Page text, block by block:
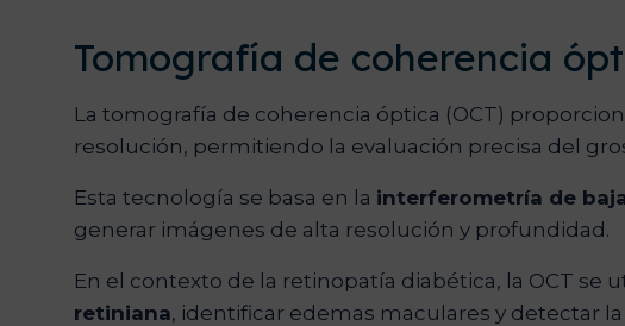
Tomografía de coherencia
La tomografía de coherencia óptica (OCT)
resolución, permitiendo la evaluación precisa del
Esta tecnología se basa en la interferometría de
generar imágenes de alta resolución y profundidad.
En el contexto de la retinopatía diabética, la OCT se
retiniana, identificar edemas maculares y detectar